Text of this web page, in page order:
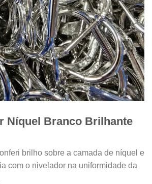
Níquel Branco Brilhante
brilho sobre a camada de níquel e
com o nivelador na uniformidade da